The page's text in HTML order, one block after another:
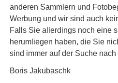
anderen Sammlern und
Werbung und wir sind auch
Falls Sie allerdings noch eine
herumliegen haben, die Sie
sind immer auf der Suche
Boris Jakubaschk